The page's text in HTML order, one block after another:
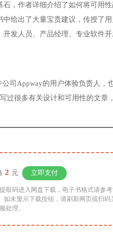
石，作者详细介绍了如何将可用
给出了大量宝贵建议，传授了
发人员、产品经理、专业软件开
公司Appway的用户体验负责人
过很多有关设计和可用性的文
2 元 立即支付
取码进入网盘下载，电子书格式请参考
如未显示下载按钮，请刷新网页或扫码
处理。